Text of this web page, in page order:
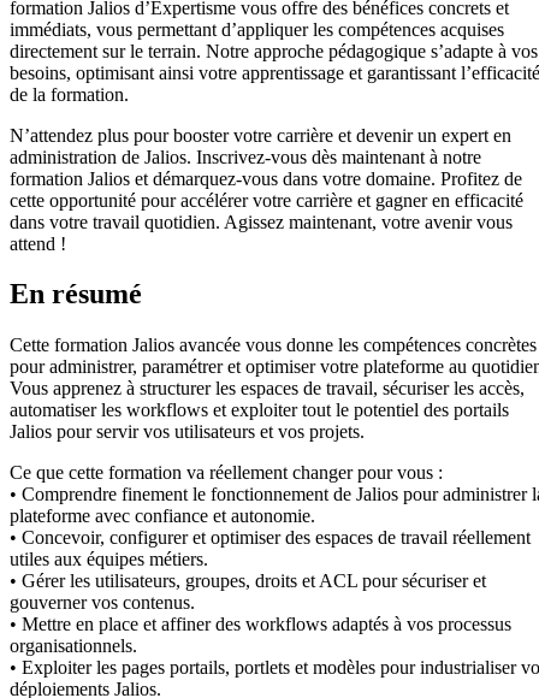
formation Jalios d’Expertisme vous offre des bénéfices concrets et
immédiats, vous permettant d’appliquer les compétences acquises
directement sur le terrain. Notre approche pédagogique s’adapte à vos
besoins, optimisant ainsi votre apprentissage et garantissant l’efficacité
de la formation.
N’attendez plus pour booster votre carrière et devenir un expert en
administration de Jalios. Inscrivez-vous dès maintenant à notre
formation Jalios et démarquez-vous dans votre domaine. Profitez de
cette opportunité pour accélérer votre carrière et gagner en efficacité
dans votre travail quotidien. Agissez maintenant, votre avenir vous
attend !
En résumé
Cette formation Jalios avancée vous donne les compétences concrètes
pour administrer, paramétrer et optimiser votre plateforme au
Vous apprenez à structurer les espaces de travail, sécuriser les accès,
automatiser les workflows et exploiter tout le potentiel des portails
Jalios pour servir vos utilisateurs et vos projets.
Ce que cette formation va réellement changer pour vous :
• Comprendre finement le fonctionnement de Jalios pour administrer
plateforme avec confiance et autonomie.
• Concevoir, configurer et optimiser des espaces de travail réellement
utiles aux équipes métiers.
• Gérer les utilisateurs, groupes, droits et ACL pour sécuriser et
gouverner vos contenus.
• Mettre en place et affiner des workflows adaptés à vos processus
organisationnels.
• Exploiter les pages portails, portlets et modèles pour industrialiser
déploiements Jalios.